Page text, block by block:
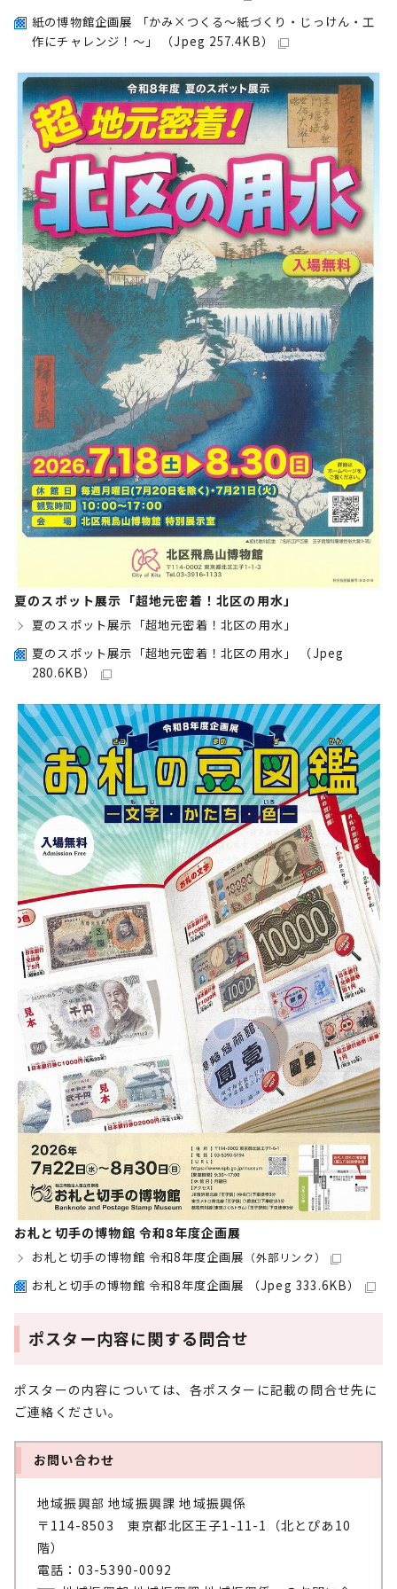
紙の博物館企画展 「かみ×つくる～紙づくり・じっけん・工
作にチャレンジ！～」 （Jpeg 257.4KB）
夏のスポット展示「超地元密着！北区の用水」
夏のスポット展示「超地元密着！北区の用水」
夏のスポット展示「超地元密着！北区の用水」 （Jpeg
280.6KB）
お札と切手の博物館 令和8年度企画展
お札と切手の博物館 令和8年度企画展 （外部リンク）
お札と切手の博物館 令和8年度企画展 （Jpeg 333.6KB）
ポスター内容に関する問合せ
ポスターの内容については、各ポスターに記載の問合せ先に
ご連絡ください。
お問い合わせ
地域振興部 地域振興課 地域振興係
〒114-8503 東京都北区王子1-11-1（北とぴあ10
階）
電話：03-5390-0092